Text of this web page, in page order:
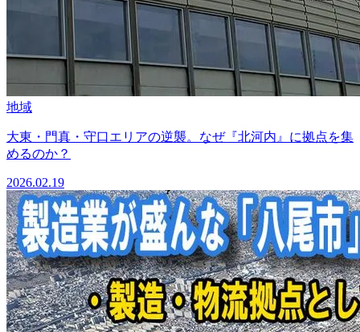
地域
大東・門真・守口エリアの逆襲。なぜ『北河内』に拠点を集
めるのか？
2026.02.19